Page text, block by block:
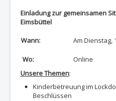
Einladung zur gemeinsamen
Eimsbüttel
Wann: Am Dienstag,
Wo:
Online
Unsere Themen:
Kinderbetreuung im
Beschlüssen